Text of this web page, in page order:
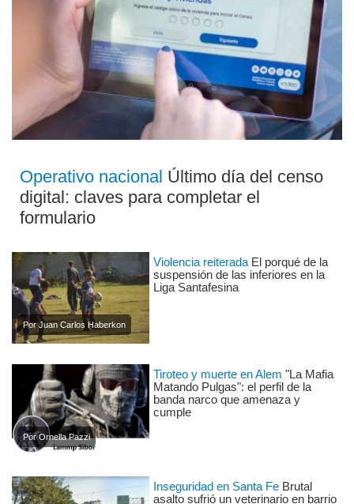
Operativo nacional Último día del censo
digital: claves para completar el
formulario
Por Juan Carlos Haberkon
Violencia reiterada El porqué de la
suspensión de las inferiores en la
Liga Santafesina
Por Ornella Pazzi
Tiroteo y muerte en Alem "La Mafia
Matando Pulgas": el perfil de la
banda narco que amenaza y
cumple
Inseguridad en Santa Fe Brutal
asalto sufrió un veterinario en barrio